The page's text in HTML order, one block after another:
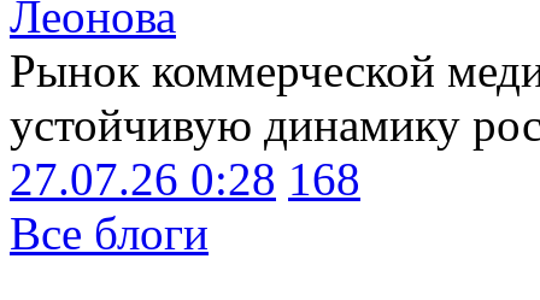
Леонова
Рынок коммерческой
устойчивую динамику
27.07.26 0:28 168
Все блоги